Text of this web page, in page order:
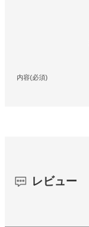
内容(必須)
レビュー